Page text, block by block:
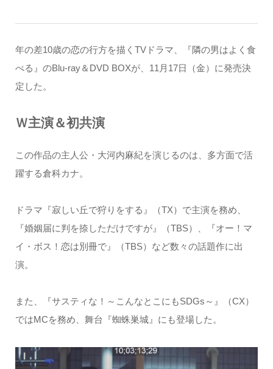
年の差10歳の恋の行方を描くTVドラマ、『隣の男はよく食
べる』のBlu-ray＆DVD BOXが、11月17日（金）に発売決
定した。
Ｗ主演＆初共演
この作品の主人公・大河内麻紀を演じるのは、多方面で活
躍する倉科カナ。
ドラマ『寂しい丘で狩りをする』（TX）で主演を務め、
『婚姻届に判を捺しただけですが』（TBS）、『オー！マ
イ・ボス！恋は別冊で』（TBS）など数々の話題作に出
演。
また、『サスティな！～こんなとこにもSDGs～』（CX）
ではMCを務め、舞台『蜘蛛巣城』にも登場した。